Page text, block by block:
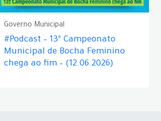
Governo Municipal
#Podcast – 13º Campeonato
Municipal de Bocha Feminino
chega ao fim – (12.06.2026)